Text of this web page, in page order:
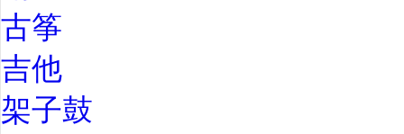
古筝
吉他
架子鼓